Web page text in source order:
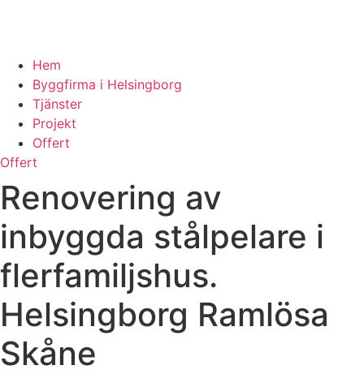
Hem
Byggfirma i Helsingborg
Tjänster
Projekt
Offert
Offert
Renovering av
inbyggda stålpelare i
flerfamiljshus.
Helsingborg Ramlösa
Skåne